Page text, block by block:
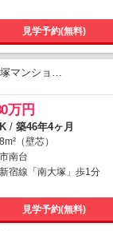
見学予約(無料)
マンショ…
万円
/ 築46年4ヶ月
（壁芯）
南台
宿線「南大塚」歩1分
見学予約(無料)